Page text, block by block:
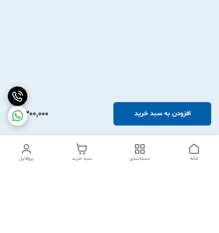
2,300,000 افزودن به سبد خرید
پروفایل سبد خرید دسته‌بندی خانه